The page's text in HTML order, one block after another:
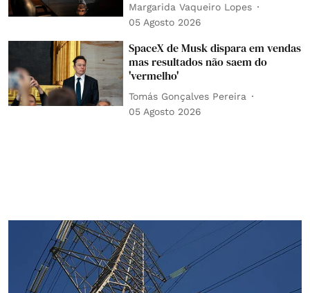
Margarida Vaqueiro Lopes
05 Agosto 2026
SpaceX de Musk dispara em vendas
mas resultados não saem do
'vermelho'
Tomás Gonçalves Pereira
05 Agosto 2026